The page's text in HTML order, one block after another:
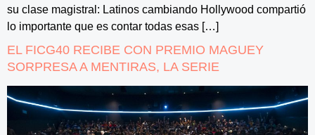
su clase magistral: Latinos cambiando Hollywood compartió
lo importante que es contar todas esas […]
EL FICG40 RECIBE CON PREMIO MAGUEY
SORPRESA A MENTIRAS, LA SERIE